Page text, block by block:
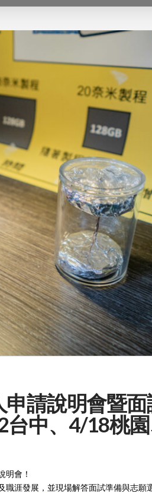
申請說明會暨
中、4/18桃
明會！
涯發展，並現場解答面試準備與志願